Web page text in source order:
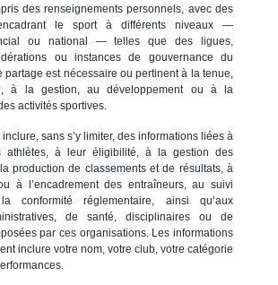
des renseignements personnels, avec des
le sport à différents niveaux —
ou national — telles que des ligues,
ou instances de gouvernance du
partage est nécessaire ou pertinent à la tenue,
à la gestion, au développement ou à la
activités sportives.
sans s’y limiter, des informations liées à
athlètes, à leur éligibilité, à la gestion des
production de classements et de résultats, à
à l’encadrement des entraîneurs, au suivi
conformité réglementaire, ainsi qu’aux
de santé, disciplinaires ou de
par ces organisations. Les informations
inclure votre nom, votre club, votre catégorie